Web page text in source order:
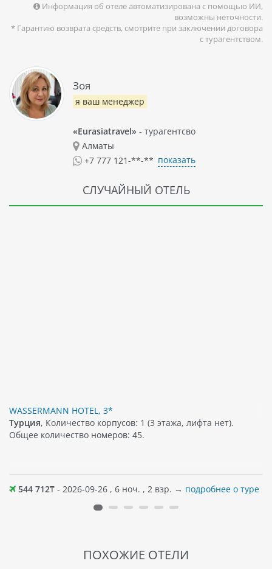
Информация об отеле автоматизирована с помощью ИИ,
возможны неточности.
* Гарантию возврата средств, смотрите при заключении договора
с турагентством.
Зоя
я ваш менеджер
«Eurasiatravel» - турагентсво
Алматы
+7 777 121-**-** показать
СЛУЧАЙНЫЙ ОТЕЛЬ
WASSERMANN HOTEL, 3*
Турция, Количество корпусов: 1 (3 этажа, лифта нет).
Общее количество номеров: 45.
544 712₸ - 2026-09-26 , 6 ноч. , 2 взр. → подробнее о туре
ПОХОЖИЕ ОТЕЛИ